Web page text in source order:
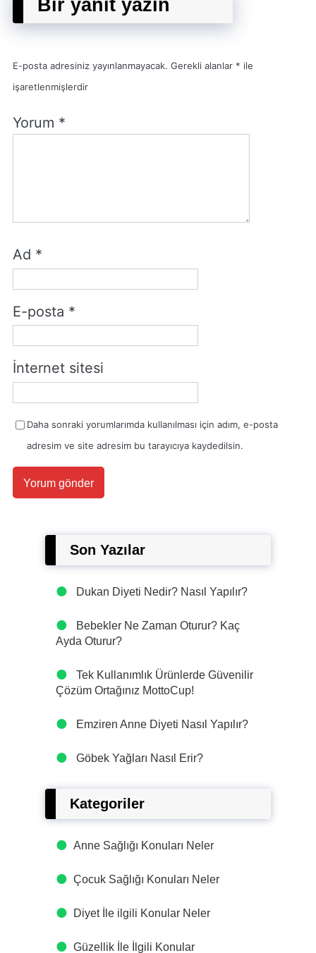
Bir yanıt yazın
E-posta adresiniz yayınlanmayacak. Gerekli alanlar * ile
işaretlenmişlerdir
Yorum *
Ad *
E-posta *
İnternet sitesi
Daha sonraki yorumlarımda kullanılması için adım, e-posta
adresim ve site adresim bu tarayıcıya kaydedilsin.
Son Yazılar
Dukan Diyeti Nedir? Nasıl Yapılır?
Bebekler Ne Zaman Oturur? Kaç
Ayda Oturur?
Tek Kullanımlık Ürünlerde Güvenilir
Çözüm Ortağınız MottoCup!
Emziren Anne Diyeti Nasıl Yapılır?
Göbek Yağları Nasıl Erir?
Kategoriler
Anne Sağlığı Konuları Neler
Çocuk Sağlığı Konuları Neler
Diyet İle ilgili Konular Neler
Güzellik İle İlgili Konular